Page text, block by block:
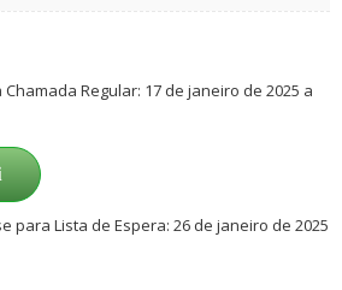
Regular: 17 de janeiro de 2025 a
para Lista de Espera: 26 de janeiro de 2025